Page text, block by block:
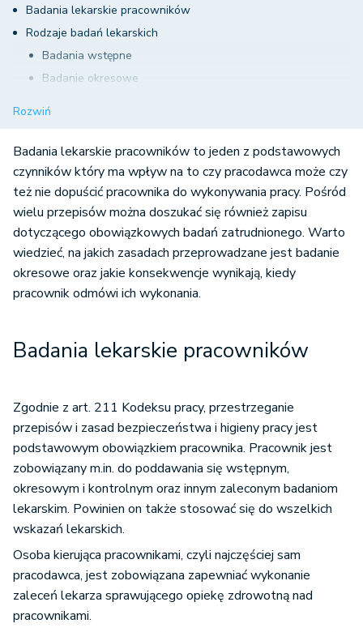
Badania lekarskie pracowników
Rodzaje badań lekarskich
Badania wstępne
Badanie okresowe
Terminy i koszty badań lekarskich
Ponowne badanie lekarskie
Rozwiń
Badania lekarskie pracowników to jeden z podstawowych
czynników który ma wpływ na to czy pracodawca może czy
też nie dopuścić pracownika do wykonywania pracy. Pośród
wielu przepisów można doszukać się również zapisu
dotyczącego obowiązkowych badań zatrudnionego. Warto
wiedzieć, na jakich zasadach przeprowadzane jest badanie
okresowe oraz jakie konsekwencje wynikają, kiedy
pracownik odmówi ich wykonania.
Badania lekarskie pracowników
Zgodnie z art. 211 Kodeksu pracy, przestrzeganie
przepisów i zasad bezpieczeństwa i higieny pracy jest
podstawowym obowiązkiem pracownika. Pracownik jest
zobowiązany m.in. do poddawania się wstępnym,
okresowym i kontrolnym oraz innym zaleconym badaniom
lekarskim. Powinien on także stosować się do wszelkich
wskazań lekarskich.
Osoba kierująca pracownikami, czyli najczęściej sam
pracodawca, jest zobowiązana zapewniać wykonanie
zaleceń lekarza sprawującego opiekę zdrowotną nad
pracownikami.